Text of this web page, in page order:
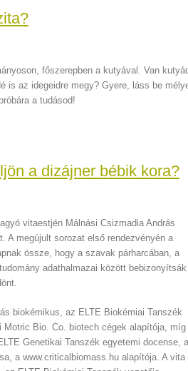
főszerepben a kutyával. Van
is az idegeidre megy? Gyere, láss be
a tudásod!
a dizájner bébik kora?
vitaestjén Málnási Csizmadia András
A megújult sorozat első rendezvényén a
össze, hogy a szavak párharcában, a
adathalmazai között
biokémikus, az ELTE Biokémiai Tanszék
Bio. Co. biotech cégek alapítója, míg
Genetikai Tanszék egyetemi docense, a
a www.criticalbiomass.hu alapítója. A vita